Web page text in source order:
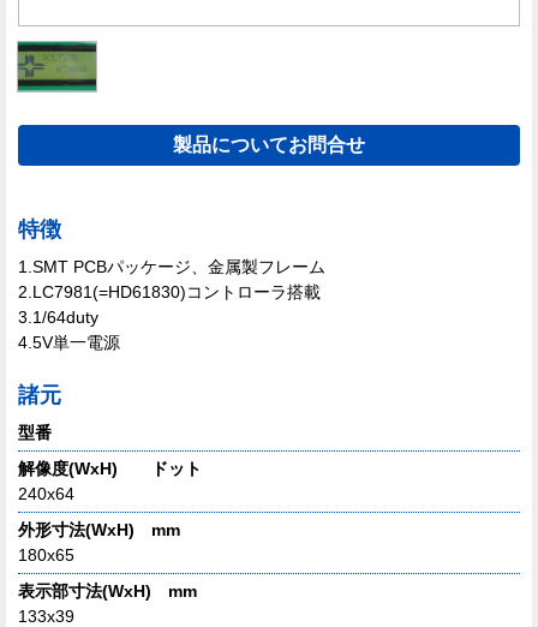
製品についてお問合せ
特徴
1.SMT PCBパッケージ、金属製フレーム
2.LC7981(=HD61830)コントローラ搭載
3.1/64duty
4.5V単一電源
諸元
型番
解像度(WxH) ドット
240x64
外形寸法(WxH) mm
180x65
表示部寸法(WxH) mm
133x39